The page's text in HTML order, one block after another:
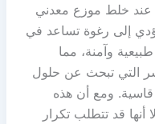
عند خلط موزع معدني
إلى رغوة تساعد في
وآمنة، مما
التي تبحث عن حلول
قاسية. ومع أن هذه
أنها قد تتطلب تكرار